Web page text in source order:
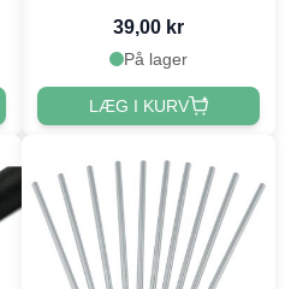
39,00 kr
På lager
LÆG I KURV